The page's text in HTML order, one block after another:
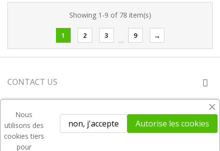
Showing 1-9 of 78 item(s)
1 2 3 … 9 →
CONTACT US
NOTRE SOCIÉTÉ
NEWSLETTER
Nous
utilisons des
cookies tiers
pour
Autorise les cookies
non, j'accepte